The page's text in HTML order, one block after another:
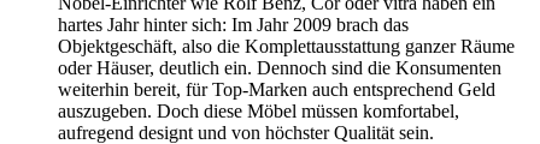
hartes Jahr hinter sich: Im Jahr 2009 brach das
Objektgeschäft, also die Komplettausstattung ganzer Räume
oder Häuser, deutlich ein. Dennoch sind die Konsumenten
weiterhin bereit, für Top-Marken auch entsprechend Geld
auszugeben. Doch diese Möbel müssen komfortabel,
aufregend designt und von höchster Qualität sein.